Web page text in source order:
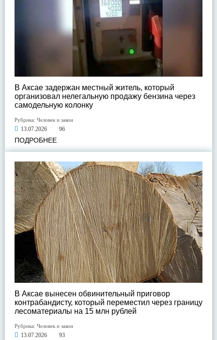
В Аксае задержан местный житель, который
организовал нелегальную продажу бензина через
самодельную колонку
Рубрика: Человек и закон
13.07.2026 96
ПОДРОБНЕЕ
В Аксае вынесен обвинительный приговор
контрабандисту, который переместил через границу
лесоматериалы на 15 млн рублей
Рубрика: Человек и закон
13.07.2026 93